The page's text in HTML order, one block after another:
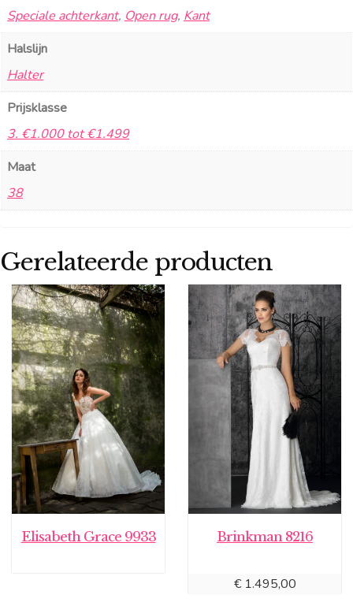
Speciale achterkant, Open rug, Kant
Halslijn
Halter
Prijsklasse
3. €1.000 tot €1.499
Maat
38
Gerelateerde producten
Elisabeth Grace 9933 Brinkman 8216
€1.495,00